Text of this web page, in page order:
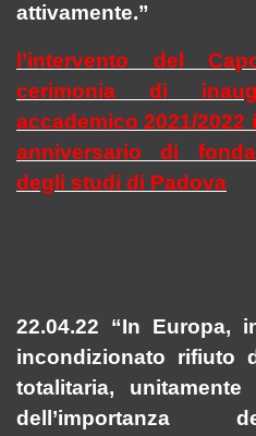
attivamente.”
l’intervento del
cerimonia di
accademico 2021/2022
anniversario di
degli studi di Padova
22.04.22 “In Europa,
incondizionato rifiuto
totalitaria,
dell’importanza